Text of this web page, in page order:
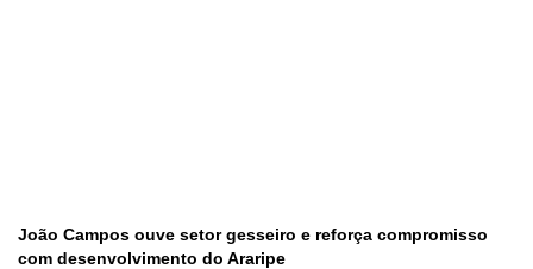
João Campos ouve setor gesseiro e reforça compromisso
com desenvolvimento do Araripe